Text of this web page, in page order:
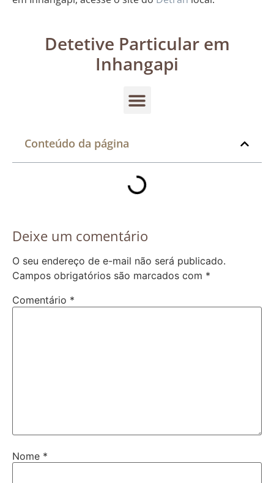
Detetive Particular em
Inhangapi
Conteúdo da página
Deixe um comentário
O seu endereço de e-mail não será publicado.
Campos obrigatórios são marcados com *
Comentário *
Nome *